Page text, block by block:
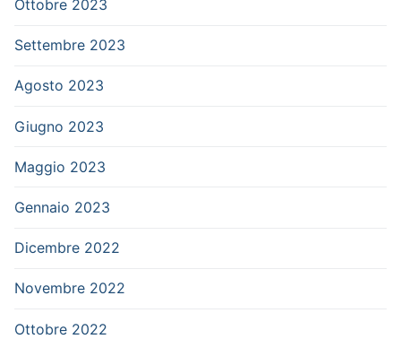
Ottobre 2023
Settembre 2023
Agosto 2023
Giugno 2023
Maggio 2023
Gennaio 2023
Dicembre 2022
Novembre 2022
Ottobre 2022